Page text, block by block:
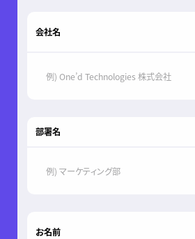
会社名
部署名
お名前